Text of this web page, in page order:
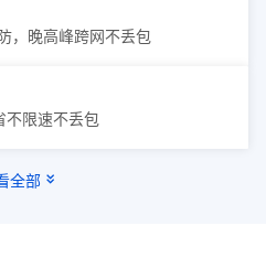
，晚高峰跨网不丢包
不限速不丢包
全部